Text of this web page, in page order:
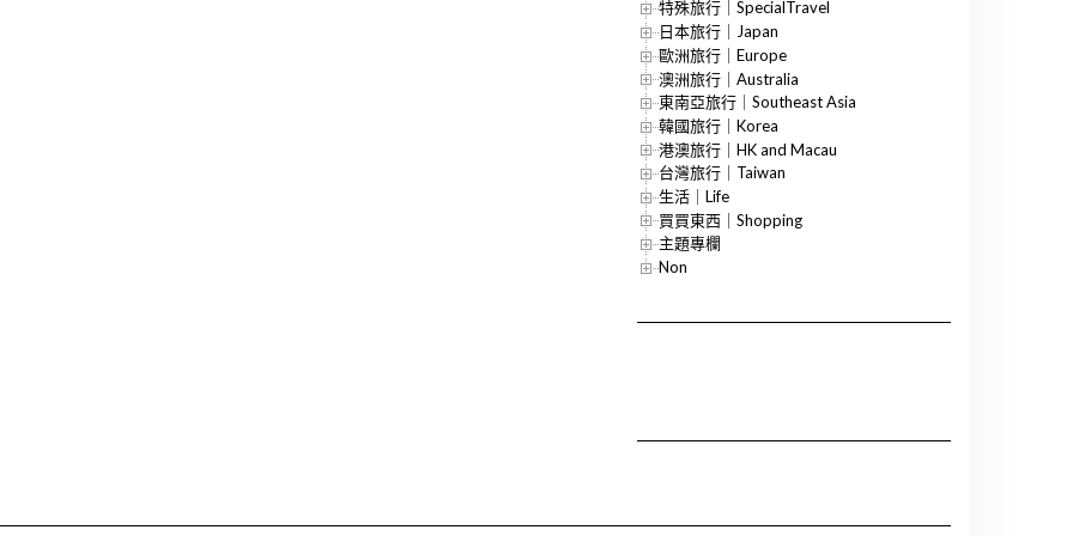
特殊旅行｜SpecialTravel
日本旅行｜Japan
歐洲旅行｜Europe
澳洲旅行｜Australia
東南亞旅行｜Southeast Asia
韓國旅行｜Korea
港澳旅行｜HK and Macau
台灣旅行｜Taiwan
生活｜Life
買買東西｜Shopping
主題專欄
Non